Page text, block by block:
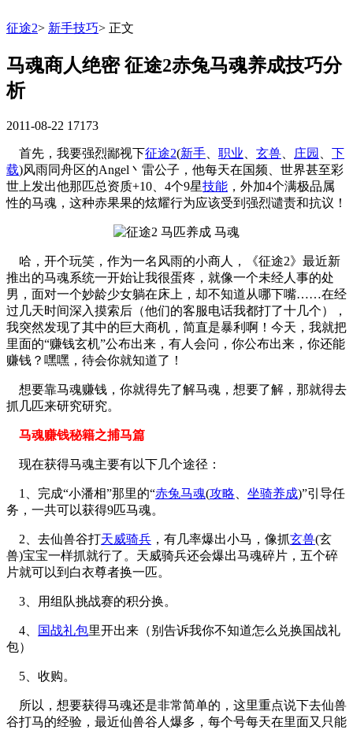
征途2> 新手技巧> 正文
马魂商人绝密 征途2赤兔马魂养成技巧分
析
2011-08-22 17173
首先，我要强烈鄙视下征途2(新手 职业 玄兽 庄园
下
载)风雨同舟区的Angel丶雷公子，他每天在国频、世界甚至彩
世上发出他那匹总资质+10、4个9星技能 ，外加4个满极品属
性的马魂，这种赤果果的炫耀行为应该受到强烈谴责和抗议！
哈，开个玩笑，作为一名风雨的小商人，《征途2》最近新
推出的马魂系统一开始让我很蛋疼，就像一个未经人事的处
男，面对一个妙龄少女躺在床上，却不知道从哪下嘴……在经
过几天时间深入摸索后（他们的客服电话我都打了十几个），
我突然发现了其中的巨大商机，简直是暴利啊！今天，我就把
里面的“赚钱玄机”公布出来，有人会问，你公布出来，你还能
赚钱？嘿嘿，待会你就知道了！
想要靠马魂赚钱，你就得先了解马魂，想要了解，那就得去
抓几匹来研究研究。
马魂赚钱秘籍之捕马篇
现在获得马魂主要有以下几个途径：
1、完成“小潘相”那里的“赤兔马魂(攻略 坐骑养成)”引导任
务，一共可以获得9匹马魂。
2、去仙兽谷打天威骑兵 ，有几率爆出小马，像抓玄兽(玄
兽)宝宝一样抓就行了。天威骑兵还会爆出马魂碎片，五个碎
片就可以到白衣尊者换一匹。
3、用组队挑战赛的积分换。
4、 国战礼包里开出来（别告诉我你不知道怎么兑换国战礼
包）
5、收购。
所以，想要获得马魂还是非常简单的，这里重点说下去仙兽
谷打马的经验，最近仙兽谷人爆多，每个号每天在里面又只能